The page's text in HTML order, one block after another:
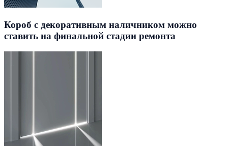
Короб с декоративным наличником можно
ставить на финальной стадии ремонта